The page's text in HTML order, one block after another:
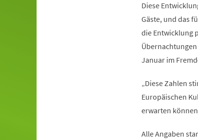
Diese
Gäste, und das
die Entwicklung
Januar im
„Diese Zahlen
Europäischen
erwarten
Alle Angaben